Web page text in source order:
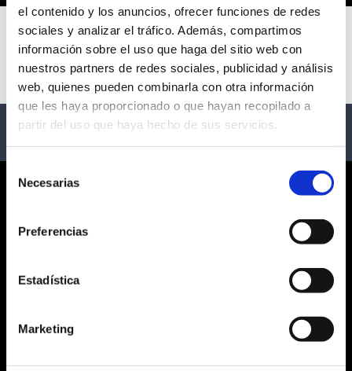
el contenido y los anuncios, ofrecer funciones de redes
sociales y analizar el tráfico. Además, compartimos
información sobre el uso que haga del sitio web con
nuestros partners de redes sociales, publicidad y análisis
web, quienes pueden combinarla con otra información
que les haya proporcionado o que hayan recopilado a
partir del uso que haya hecho de sus servicios.
Necesarias
Preferencias
Estadística
Marketing
No hay eventos disponibles
¿QUIÉNES SOMOS?
AVISO LEGAL
POLÍTICA DE COOKIES
SERVICIO AL CLIENTE